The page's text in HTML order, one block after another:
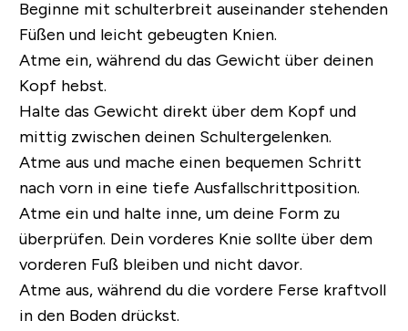
Beginne mit schulterbreit auseinander stehenden
Füßen und leicht gebeugten Knien.
Atme ein, während du das Gewicht über deinen
Kopf hebst.
Halte das Gewicht direkt über dem Kopf und
mittig zwischen deinen Schultergelenken.
Atme aus und mache einen bequemen Schritt
nach vorn in eine tiefe Ausfallschrittposition.
Atme ein und halte inne, um deine Form zu
überprüfen. Dein vorderes Knie sollte über dem
vorderen Fuß bleiben und nicht davor.
Atme aus, während du die vordere Ferse kraftvoll
in den Boden drückst.